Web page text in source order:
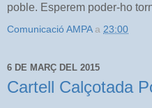
poble. Esperem poder-ho
Comunicació AMPA a 23:00
6 DE MARÇ DEL 2015
Cartell Calçotada